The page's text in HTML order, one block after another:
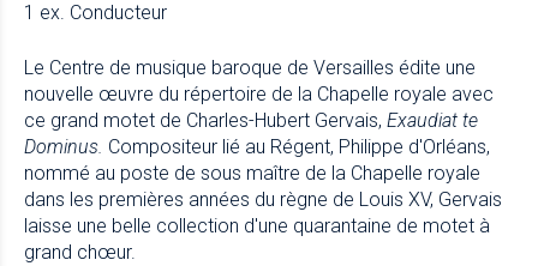
1 ex. Conducteur
Le Centre de musique baroque de Versailles édite une
nouvelle œuvre du répertoire de la Chapelle royale avec
ce grand motet de Charles-Hubert Gervais, Exaudiat te
Dominus. Compositeur lié au Régent, Philippe d'Orléans,
nommé au poste de sous maître de la Chapelle royale
dans les premières années du règne de Louis XV, Gervais
laisse une belle collection d'une quarantaine de motet à
grand chœur.